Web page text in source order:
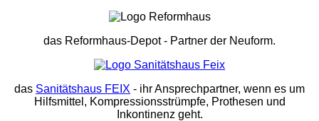
das Reformhaus-Depot- Partner der Neuform.
das Sanitätshaus FEIX - ihr Ansprechpartner, wenn es um
Hilfsmittel, Kompressionsstrümpfe, Prothesen und
Inkontinenz geht.